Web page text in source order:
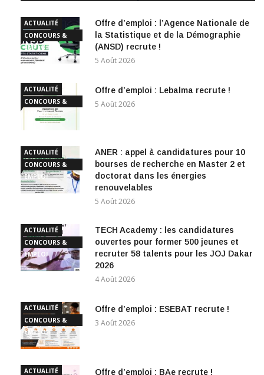
ACTUALITÉ
CONCOURS &
EMPLOI
Offre d’emploi : l’Agence Nationale de
la Statistique et de la Démographie
(ANSD) recrute !
5 Août 2026
ACTUALITÉ
CONCOURS &
EMPLOI
Offre d’emploi : Lebalma recrute !
5 Août 2026
ACTUALITÉ
CONCOURS &
EMPLOI
ANER : appel à candidatures pour 10
bourses de recherche en Master 2 et
doctorat dans les énergies
renouvelables
5 Août 2026
ACTUALITÉ
CONCOURS &
EMPLOI
TECH Academy : les candidatures
ouvertes pour former 500 jeunes et
recruter 58 talents pour les JOJ Dakar
2026
4 Août 2026
ACTUALITÉ
CONCOURS &
EMPLOI
Offre d’emploi : ESEBAT recrute !
3 Août 2026
ACTUALITÉ
Offre d’emploi : BAe recrute !